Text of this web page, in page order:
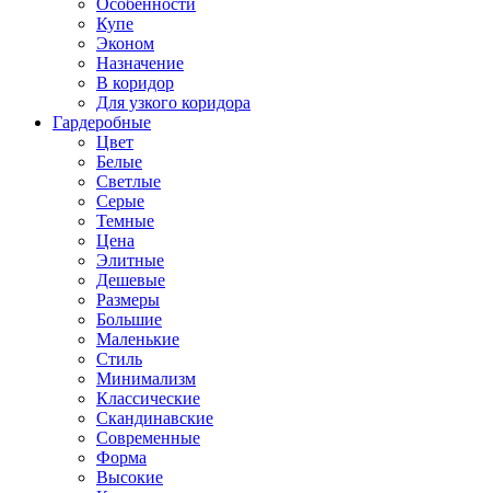
Особенности
Купе
Эконом
Назначение
В коридор
Для узкого коридора
Гардеробные
Цвет
Белые
Светлые
Серые
Темные
Цена
Элитные
Дешевые
Размеры
Большие
Маленькие
Стиль
Минимализм
Классические
Скандинавские
Современные
Форма
Высокие